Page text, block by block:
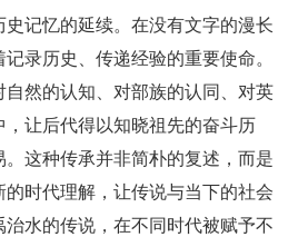
记忆的延续。在没有文字的漫长
录历史、传递经验的重要使命。
然的认知、对部族的认同、对英
让后代得以知晓祖先的奋斗历
这种传承并非简朴的复述，而是
时代理解，让传说与当下的社会
水的传说，在不同时代被赋予不